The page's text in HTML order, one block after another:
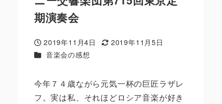
期演奏会
投稿日
2019年11月4日
更新日
2019年11月5日
カテゴリー
音楽会の感想
今年７４歳ながら元気一杯の巨匠ラザレ
フ。実は私、それほどロシア音楽が好き